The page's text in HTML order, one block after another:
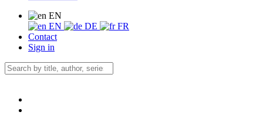
EN
EN
DE
FR
Contact
Sign in